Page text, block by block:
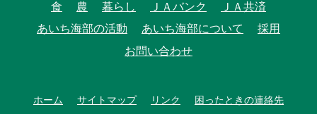
食 農 暮らし ＪＡバンク
ＪＡ共済
あいち海部の活動
あいち海部について
採用
お問い合わせ
ホーム サイトマップ リンク
困ったときの連絡先